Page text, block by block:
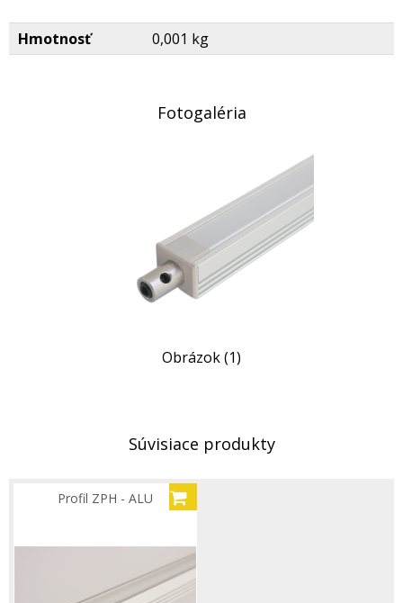
Hmotnosť 0,001 kg
Fotogaléria
Obrázok (1)
Súvisiace produkty
Profil ZPH - ALU